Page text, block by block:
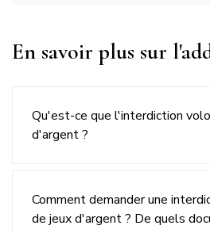
Titre
bloc
question
En savoir plus sur
Qu'est-ce que l'interdiction
d'argent ?
Comment demander une
de jeux d'argent ? De quels